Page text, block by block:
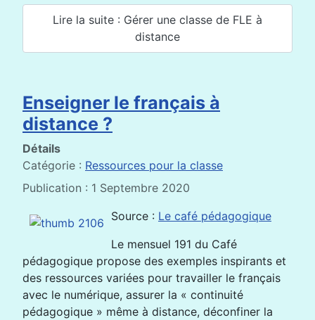
Lire la suite : Gérer une classe de FLE à
distance
Enseigner le français à
distance ?
Détails
Catégorie : Ressources pour la classe
Publication : 1 Septembre 2020
Source : Le café pédagogique
Le mensuel 191 du Café
pédagogique propose des exemples inspirants et
des ressources variées pour travailler le français
avec le numérique, assurer la « continuité
pédagogique » même à distance, déconfiner la